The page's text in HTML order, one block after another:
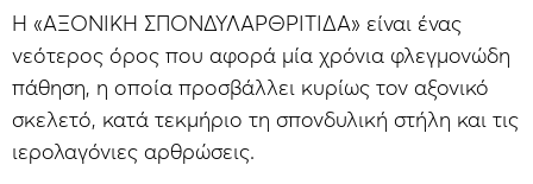
Η «ΑΞΟΝΙΚΗ ΣΠΟΝΔΥΛΑΡΘΡΙΤΙΔΑ» είναι ένας
νεότερος όρος που αφορά μία χρόνια φλεγμονώδη
πάθηση, η οποία προσβάλλει κυρίως τον αξονικό
σκελετό, κατά τεκμήριο τη σπονδυλική στήλη και τις
ιερολαγόνιες αρθρώσεις.